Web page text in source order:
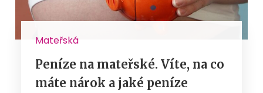
Mateřská
Peníze na mateřské. Víte, na co
máte nárok a jaké peníze